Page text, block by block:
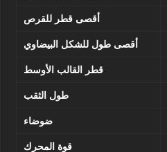
أقصى قطر للقرص
أقصى طول للشكل البيضاوي
قطر القالب الأوسط
طول الثقب
ضوضاء
قوة المحرك